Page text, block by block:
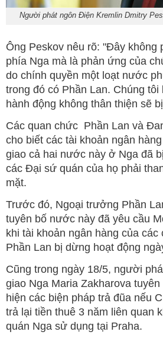
Người phát ngôn Điện Kremlin Dmitry
Ông Peskov nêu rõ: "Đây không
phía Nga mà là phản ứng của
do chính quyền một loạt nước
trong đó có Phần Lan. Chúng
hành động không thân thiện sẽ
Các quan chức Phần Lan và
cho biết các tài khoản ngân
giao cả hai nước này ở Nga đã
các Đại sứ quán của họ phải
mặt.
Trước đó, Ngoại trưởng Phần
tuyên bố nước này đã yêu cầu
khi tài khoản ngân hàng của
Phần Lan bị dừng hoạt động
Cũng trong ngày 18/5, người
giao Nga Maria Zakharova
hiện các biện pháp trả đũa nếu
trả lại tiền thuê 3 năm liên quan
quán Nga sử dụng tại Praha.